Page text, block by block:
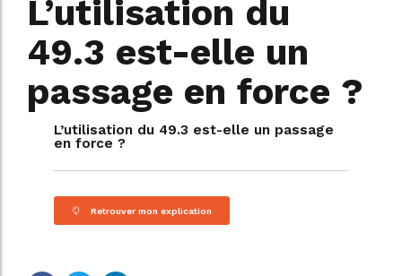
L’utilisation du
49.3 est-elle un
passage en force ?
L’utilisation du 49.3 est-elle un passage
en force ?
Retrouver mon explication